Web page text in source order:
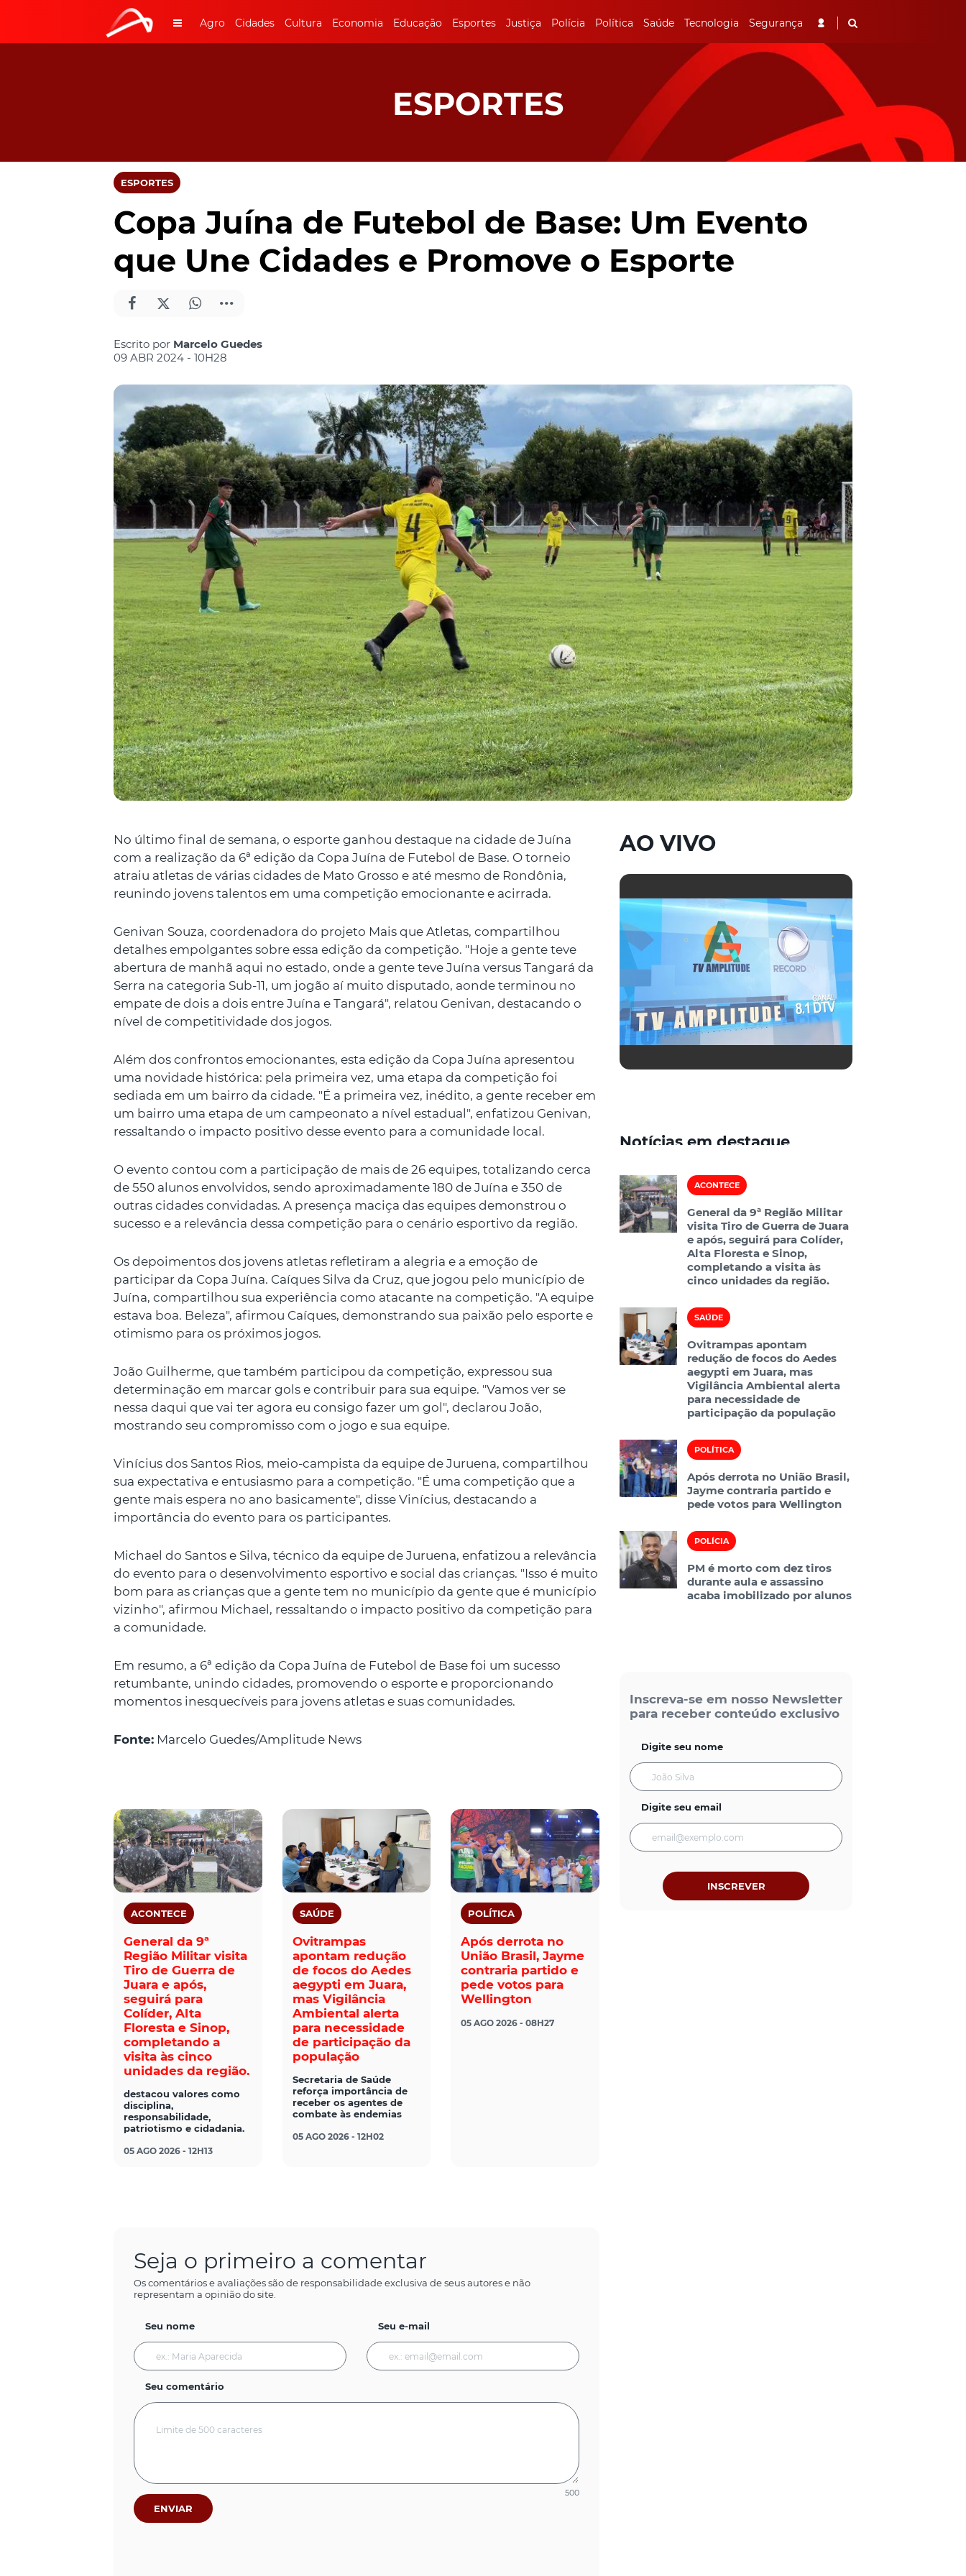
Agro Cidades Cultura Economia Educação Esportes Justiça Polícia Política Saúde Tecnologia Segurança
ESPORTES
ESPORTES
Copa Juína de Futebol de Base: Um Evento
que Une Cidades e Promove o Esporte
Escrito por Marcelo Guedes
09 ABR 2024 - 10H28
No último final de semana, o esporte ganhou destaque na cidade de Juína
com a realização da 6ª edição da Copa Juína de Futebol de Base. O torneio
atraiu atletas de várias cidades de Mato Grosso e até mesmo de Rondônia,
reunindo jovens talentos em uma competição emocionante e acirrada.
Genivan Souza, coordenadora do projeto Mais que Atletas, compartilhou
detalhes empolgantes sobre essa edição da competição. "Hoje a gente teve
abertura de manhã aqui no estado, onde a gente teve Juína versus Tangará da
Serra na categoria Sub-11, um jogão aí muito disputado, aonde terminou no
empate de dois a dois entre Juína e Tangará", relatou Genivan, destacando o
nível de competitividade dos jogos.
Além dos confrontos emocionantes, esta edição da Copa Juína apresentou
uma novidade histórica: pela primeira vez, uma etapa da competição foi
sediada em um bairro da cidade. "É a primeira vez, inédito, a gente receber em
um bairro uma etapa de um campeonato a nível estadual", enfatizou Genivan,
ressaltando o impacto positivo desse evento para a comunidade local.
O evento contou com a participação de mais de 26 equipes, totalizando cerca
de 550 alunos envolvidos, sendo aproximadamente 180 de Juína e 350 de
outras cidades convidadas. A presença maciça das equipes demonstrou o
sucesso e a relevância dessa competição para o cenário esportivo da região.
Os depoimentos dos jovens atletas refletiram a alegria e a emoção de
participar da Copa Juína. Caíques Silva da Cruz, que jogou pelo município de
Juína, compartilhou sua experiência como atacante na competição. "A equipe
estava boa. Beleza", afirmou Caíques, demonstrando sua paixão pelo esporte e
otimismo para os próximos jogos.
João Guilherme, que também participou da competição, expressou sua
determinação em marcar gols e contribuir para sua equipe. "Vamos ver se
nessa daqui que vai ter agora eu consigo fazer um gol", declarou João,
mostrando seu compromisso com o jogo e sua equipe.
Vinícius dos Santos Rios, meio-campista da equipe de Juruena, compartilhou
sua expectativa e entusiasmo para a competição. "É uma competição que a
gente mais espera no ano basicamente", disse Vinícius, destacando a
importância do evento para os participantes.
Michael do Santos e Silva, técnico da equipe de Juruena, enfatizou a relevância
do evento para o desenvolvimento esportivo e social das crianças. "Isso é muito
bom para as crianças que a gente tem no município da gente que é município
vizinho", afirmou Michael, ressaltando o impacto positivo da competição para
a comunidade.
Em resumo, a 6ª edição da Copa Juína de Futebol de Base foi um sucesso
retumbante, unindo cidades, promovendo o esporte e proporcionando
momentos inesquecíveis para jovens atletas e suas comunidades.
Fonte: Marcelo Guedes/Amplitude News
ACONTECE
General da 9ª
Região Militar visita
Tiro de Guerra de
Juara e após,
seguirá para
Colíder, Alta
Floresta e Sinop,
completando a
visita às cinco
unidades da região.
destacou valores como
disciplina,
responsabilidade,
patriotismo e cidadania.
05 AGO 2026 - 12H13
SAÚDE
Ovitrampas
apontam redução
de focos do Aedes
aegypti em Juara,
mas Vigilância
Ambiental alerta
para necessidade
de participação da
população
Secretaria de Saúde
reforça importância de
receber os agentes de
combate às endemias
05 AGO 2026 - 12H02
POLÍTICA
Após derrota no
União Brasil, Jayme
contraria partido e
pede votos para
Wellington
05 AGO 2026 - 08H27
Seja o primeiro a comentar
Os comentários e avaliações são de responsabilidade exclusiva de seus autores e não
representam a opinião do site.
Seu nome Seu e-mail
Seu comentário
500
ENVIAR
AO VIVO
ACONTECE
General da 9ª Região Militar
visita Tiro de Guerra de Juara
e após, seguirá para Colíder,
Alta Floresta e Sinop,
completando a visita às
cinco unidades da região.
SAÚDE
Ovitrampas apontam
redução de focos do Aedes
aegypti em Juara, mas
Vigilância Ambiental alerta
para necessidade de
participação da população
POLÍTICA
Após derrota no União Brasil,
Jayme contraria partido e
pede votos para Wellington
POLÍCIA
PM é morto com dez tiros
durante aula e assassino
acaba imobilizado por alunos
Inscreva-se em nosso Newsletter
para receber conteúdo exclusivo
Digite seu nome
Digite seu email
INSCREVER
Notícias em destaque